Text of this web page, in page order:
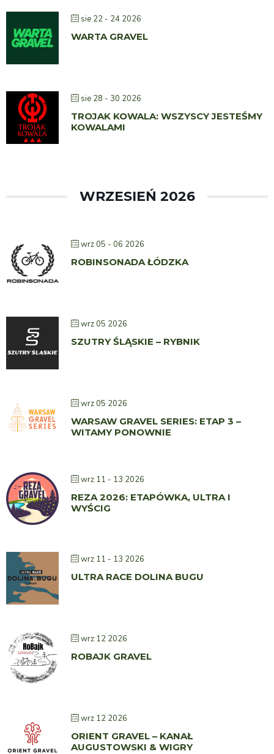
sie 22 - 24 2026
WARTA GRAVEL
sie 28 - 30 2026
TROJAK KOWALA: WSZYSCY JESTEŚMY
KOWALAMI
WRZESIEŃ 2026
wrz 05 - 06 2026
ROBINSONADA ŁÓDZKA
wrz 05 2026
SZUTRY ŚLĄSKIE – RYBNIK
wrz 05 2026
WARSAW GRAVEL SERIES: ETAP 3 –
WITAMY PONOWNIE
wrz 11 - 13 2026
REZA 2026: ETAPÓWKA, ULTRA I
WYŚCIG
wrz 11 - 13 2026
ULTRA RACE DOLINA BUGU
wrz 12 2026
ROBAJK GRAVEL
wrz 12 2026
ORIENT GRAVEL – KANAŁ
AUGUSTOWSKI & WIGRY